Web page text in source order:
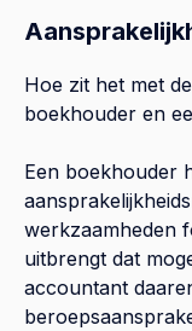
Hoe zit het met
boekhouder en
Een boekhouder
werkzaamheden
uitbrengt dat
accountant